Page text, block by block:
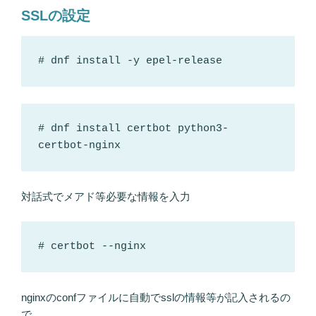
SSLの設定
# dnf install -y epel-release
# dnf install certbot python3-
certbot-nginx
対話式でメアド等必要な情報を入力
# certbot --nginx
nginxのconfファイルに自動でsslの情報等が記入されるの